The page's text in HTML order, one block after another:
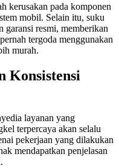
kerusakan pada komponen
mobil. Selain itu, suku
garansi resmi, memberikan
tergoda menggunakan
murah.
Konsistensi
layanan yang
terpercaya akan selalu
pekerjaan yang dilakukan
mendapatkan penjelasan